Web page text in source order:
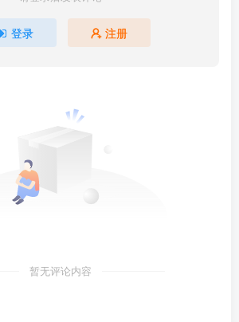
登录 注册
暂无评论内容